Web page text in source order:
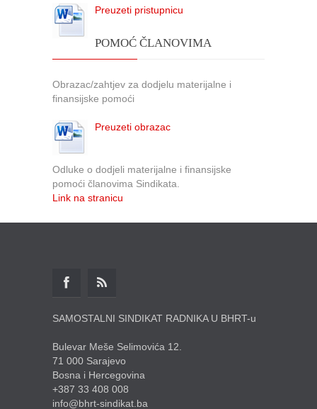
Preuzeti pristupnicu
POMOĆ ČLANOVIMA
Obrazac/zahtjev za dodjelu materijalne i
finansijske pomoći
Preuzeti obrazac
Odluke o dodjeli materijalne i finansijske
pomoći članovima Sindikata.
Link na stranicu
SAMOSTALNI SINDIKAT RADNIKA U BHRT-u
Bulevar Meše Selimovića 12.
71 000 Sarajevo
Bosna i Hercegovina
+387 33 408 008
info@bhrt-sindikat.ba